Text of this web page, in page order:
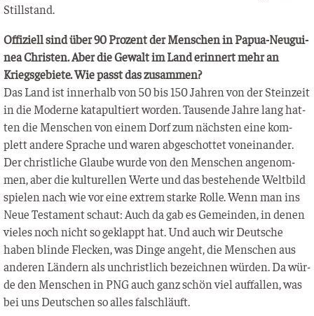
Stillstand.
Offi­zi­ell sind über 90 Pro­zent der Men­schen in Papua-Neu­gui­
nea Chris­ten. Aber die Gewalt im Land erin­nert mehr an
Kriegs­ge­bie­te. Wie passt das zusammen?
Das Land ist inner­halb von 50 bis 150 Jah­ren von der Stein­zeit
in die Moder­ne kata­pul­tiert wor­den. Tau­sen­de Jah­re lang hat­
ten die Men­schen von einem Dorf zum nächs­ten eine kom­
plett ande­re Spra­che und waren abge­schot­tet von­ein­an­der.
Der christ­li­che Glau­be wur­de von den Men­schen ange­nom­
men, aber die kul­tu­rel­len Wer­te und das bestehen­de Welt­bild
spie­len nach wie vor eine extrem star­ke Rol­le. Wenn man ins
Neue Tes­ta­ment schaut: Auch da gab es Gemein­den, in denen
vie­les noch nicht so geklappt hat. Und auch wir Deut­sche
haben blin­de Fle­cken, was Din­ge angeht, die Men­schen aus
ande­ren Län­dern als unchrist­lich bezeich­nen wür­den. Da wür­
de den Men­schen in PNG auch ganz schön viel auf­fal­len, was
bei uns Deut­schen so alles falschläuft.